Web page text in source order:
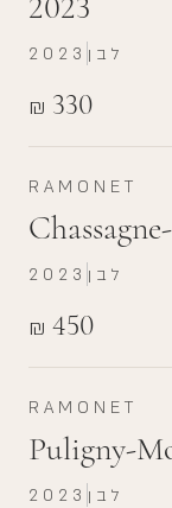
₪ 330
2023 לבן
RAMONET
₪ 450
2023 לבן
RAMONET
Puligny-
2023 לבן